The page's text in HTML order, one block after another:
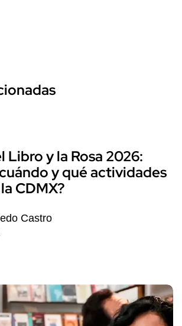
Libro y la Rosa 2026:
y qué actividades
CDMX?
Castro